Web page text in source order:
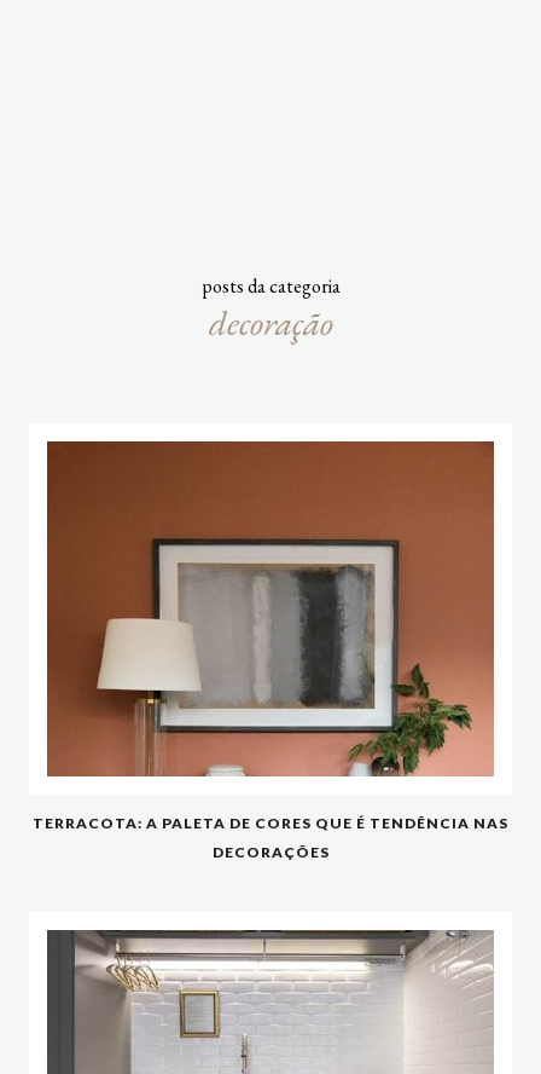
posts da categoria
decoração
TERRACOTA: A PALETA DE CORES QUE É TENDÊNCIA NAS
DECORAÇÕES